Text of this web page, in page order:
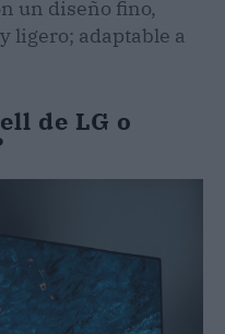
un diseño fino,
ligero; adaptable a
de LG o